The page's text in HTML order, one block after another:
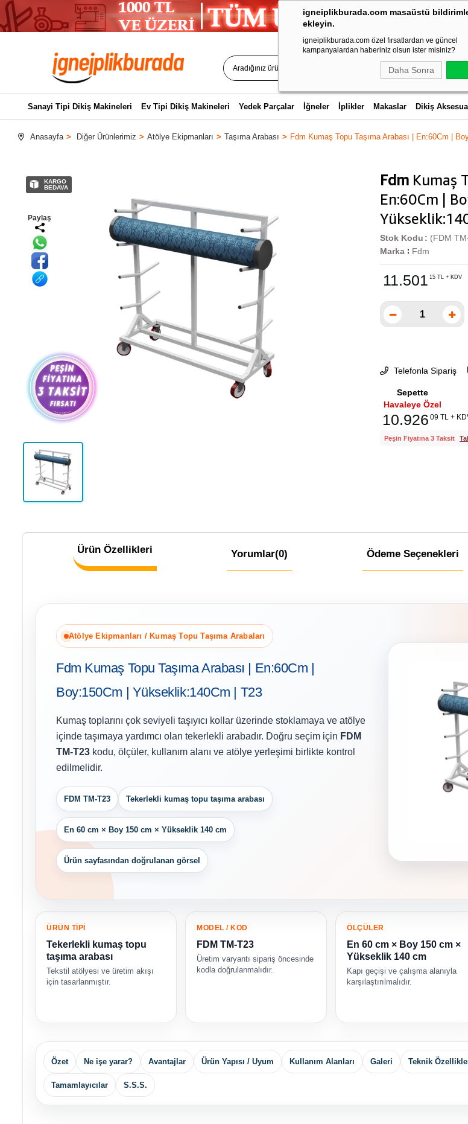
igneiplikburada.com masaüstü
ekleyin.
igneiplikburada.com özel fırsatlardan ve güncel
kampanyalardan haberiniz olsun ister misiniz?
Daha Sonra
Sanayi Tipi Dikiş Makineleri Ev Tipi Dikiş Makineleri Yedek Parçalar İğneler İplikler Makaslar Dikiş
Anasayfa Diğer Ürünlerimiz Atölye Ekipmanları Taşıma Arabası Fdm Kumaş Topu Taşıma Arabası | En:60Cm |
KARGO
BEDAVA
Paylaş
Fdm Kumaş
En:60Cm |
(FDM
Stok Kodu
Marka : Fdm
11.501 15 TL + KDV
Telefonla Sipariş
Sepette
Havaleye Özel
10.926 09 TL +
Peşin Fiyatına 3 Taksit
Ürün Özellikleri Yorumlar(0) Ödeme Seçenekleri
Atölye Ekipmanları / Kumaş Topu Taşıma Arabaları
Fdm Kumaş Topu Taşıma Arabası | En:60Cm |
Boy:150Cm | Yükseklik:140Cm | T23
Kumaş toplarını çok seviyeli taşıyıcı kollar üzerinde stoklamaya ve atölye
içinde taşımaya yardımcı olan tekerlekli arabadır. Doğru seçim için FDM
TM-T23 kodu, ölçüler, kullanım alanı ve atölye yerleşimi birlikte kontrol
edilmelidir.
FDM TM-T23 Tekerlekli kumaş topu taşıma arabası
En 60 cm × Boy 150 cm × Yükseklik 140 cm
Ürün sayfasından doğrulanan görsel
ÜRÜN TİPİ
Tekerlekli kumaş topu
taşıma arabası
Tekstil atölyesi ve üretim akışı
için tasarlanmıştır.
MODEL / KOD
FDM TM-T23
Üretim varyantı sipariş öncesinde
kodla doğrulanmalıdır.
ÖLÇÜLER
En 60 cm × Boy 150 cm ×
Yükseklik 140 cm
Kapı geçişi ve çalışma alanıyla
karşılaştırılmalıdır.
Özet Ne işe yarar? Avantajlar Ürün Yapısı / Uyum Kullanım Alanları Galeri Teknik
Tamamlayıcılar S.S.S.